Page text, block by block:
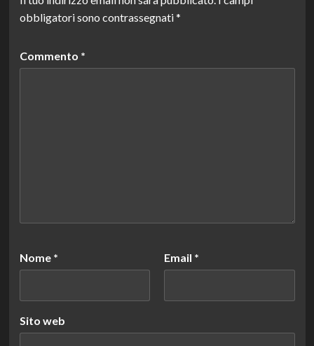
obbligatori sono contrassegnati*
Commento *
Nome * Email *
Sito web